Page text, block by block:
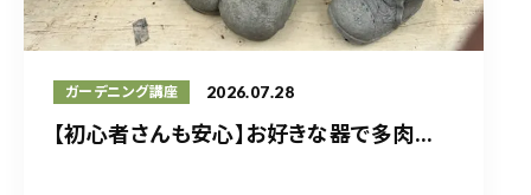
ガーデニング講座 2026.07.28
【初心者さんも安心】お好きな器で多肉...